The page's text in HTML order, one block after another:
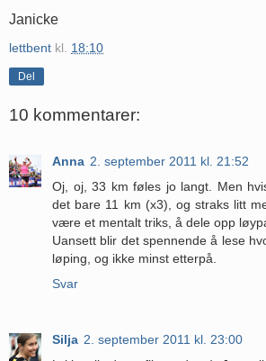
Janicke
lettbent kl. 18:10
Del
10 kommentarer:
Anna 2. september 2011 kl. 21:52
Oj, oj, 33 km føles jo langt. Men
det bare 11 km (x3), og straks litt
være et mentalt triks, å dele opp
Uansett blir det spennende å lese
løping, og ikke minst etterpå.
Svar
Silja 2. september 2011 kl. 23:00